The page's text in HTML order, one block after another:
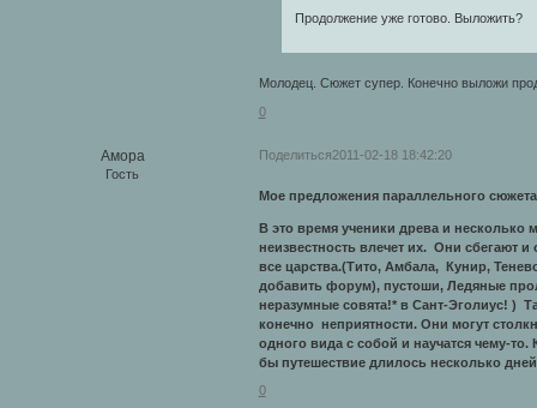
Продолжение уже готово. Выложить?
Молодец. Сюжет супер. Конечно выложи
0
Поделиться2011-02-18 18:42:20
Амора
Гость
Мое предложения параллельного
В это время ученики древа и несколько
неизвестность влечет их. Они сбегают
все царства.(Тито, Амбала, Кунир,
добавить форум), пустоши, Ледяные
неразумные совята!* в Сант-Эголиус! )
конечно неприятности. Они могут
одного вида с собой и научатся чему-
бы путешествие длилось несколько
0